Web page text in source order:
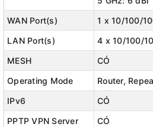
1 cổng WAN + 4 cổng LAN Gigabit ,
cho thiết bị có dây như PC, TV,
Độ ổn định cao ngay cả khi kết nối
bị, phù hợp cho gia đình, văn phòng
📲Quản lý dễ dàng với Ruijie Cloud
WAN Port(s)
1 x 10/100/
LAN Port(s)
4 x 10/100/
MESH
CÓ
Operating Mode
Router,
IPv6
CÓ
PPTP VPN Server
CÓ